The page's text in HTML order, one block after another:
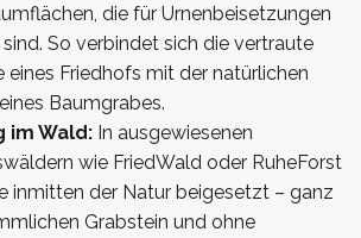
die für Urnenbeisetzungen
So verbindet sich die vertraute
eines Friedhofs mit der natürlichen
Baumgrabes.
im Wald: In ausgewiesenen
wie FriedWald oder RuheForst
inmitten der Natur beigesetzt – ganz
Grabstein und ohne